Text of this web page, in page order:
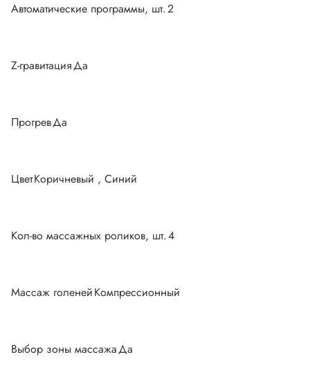
Автоматические программы, шт.2
Z-гравитацияДа
ПрогревДа
ЦветКоричневый , Синий
Кол-во массажных роликов, шт.4
Массаж голенейКомпрессионный
Выбор зоны массажаДа